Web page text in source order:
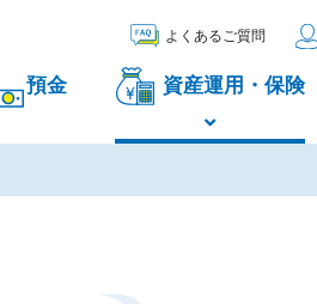
預金 資産運用・保険
よくあるご質問